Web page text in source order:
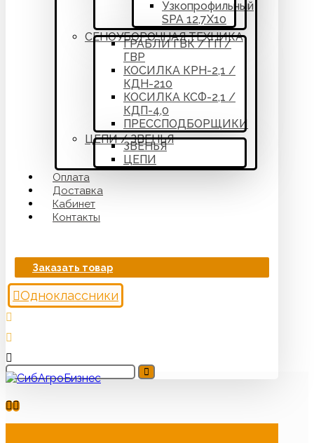
Узкопрофильный
SPA 12,7Х10
СЕНОУБОРОЧНАЯ ТЕХНИКА
ГРАБЛИ ГВК / ГП /
ГВР
КОСИЛКА КРН-2,1 /
КДН-210
КОСИЛКА КСФ-2,1 /
КДП-4,0
ПРЕССПОДБОРЩИКИ
ЦЕПИ / ЗВЕНЬЯ
ЗВЕНЬЯ
ЦЕПИ
Оплата
Доставка
Кабинет
Контакты
Заказать товар
Одноклассники